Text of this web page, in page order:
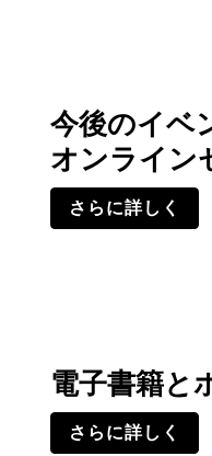
今後のイベ
オンライン
さらに詳しく
電子書籍と
さらに詳しく